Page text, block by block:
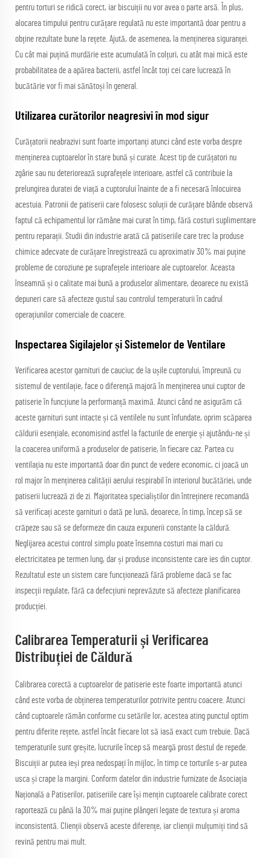
pentru torturi se ridică corect, iar biscuiții nu vor avea o parte arsă. În plus,
alocarea timpului pentru curățare regulată nu este importantă doar pentru a
obține rezultate bune la rețete. Ajută, de asemenea, la menținerea siguranței.
Cu cât mai puțină murdărie este acumulată în colțuri, cu atât mai mică este
probabilitatea de a apărea bacterii, astfel încât toți cei care lucrează în
bucătărie vor fi mai sănătoși în general.
Utilizarea curătorilor neagresivi în mod sigur
Curățatorii neabrazivi sunt foarte importanți atunci când este vorba despre
menținerea cuptoarelor în stare bună și curate. Acest tip de curățatori nu
zgârie sau nu deteriorează suprafețele interioare, astfel că contribuie la
prelungirea duratei de viață a cuptorului înainte de a fi necesară înlocuirea
acestuia. Patronii de patiserii care folosesc soluții de curățare blânde observă
faptul că echipamentul lor rămâne mai curat în timp, fără costuri suplimentare
pentru reparații. Studii din industrie arată că patiseriile care trec la produse
chimice adecvate de curățare înregistrează cu aproximativ 30% mai puține
probleme de coroziune pe suprafețele interioare ale cuptoarelor. Aceasta
înseamnă și o calitate mai bună a produselor alimentare, deoarece nu există
depuneri care să afecteze gustul sau controlul temperaturii în cadrul
operațiunilor comerciale de coacere.
Inspectarea Sigilajelor și Sistemelor de Ventilare
Verificarea acestor garnituri de cauciuc de la ușile cuptorului, împreună cu
sistemul de ventilație, face o diferență majoră în menținerea unui cuptor de
patiserie în funcțiune la performanță maximă. Atunci când ne asigurăm că
aceste garnituri sunt intacte și că ventilele nu sunt înfundate, oprim scăparea
căldurii esențiale, economisind astfel la facturile de energie și ajutându-ne și
la coacerea uniformă a produselor de patiserie, în fiecare caz. Partea cu
ventilația nu este importantă doar din punct de vedere economic, ci joacă un
rol major în menținerea calității aerului respirabil în interiorul bucătăriei, unde
patiserii lucrează zi de zi. Majoritatea specialiștilor din întreținere recomandă
să verificați aceste garnituri o dată pe lună, deoarece, în timp, încep să se
crăpeze sau să se deformeze din cauza expunerii constante la căldură.
Neglijarea acestui control simplu poate însemna costuri mai mari cu
electricitatea pe termen lung, dar și produse inconsistente care ies din cuptor.
Rezultatul este un sistem care funcționează fără probleme dacă se fac
inspecții regulate, fără ca defecțiuni neprevăzute să afecteze planificarea
producției.
Calibrarea Temperaturii și Verificarea
Distribuției de Căldură
Calibrarea corectă a cuptoarelor de patiserie este foarte importantă atunci
când este vorba de obținerea temperaturilor potrivite pentru coacere. Atunci
când cuptoarele rămân conforme cu setările lor, acestea ating punctul optim
pentru diferite rețete, astfel încât fiecare lot să iasă exact cum trebuie. Dacă
temperaturile sunt greșite, lucrurile încep să meargă prost destul de repede.
Biscuiții ar putea ieși prea nedospați în mijloc, în timp ce torturile s-ar putea
usca și crape la margini. Conform datelor din industrie furnizate de Asociația
Națională a Patiserilor, patiseriile care își mențin cuptoarele calibrate corect
raportează cu până la 30% mai puține plângeri legate de textura și aroma
inconsistentă. Clienții observă aceste diferențe, iar clienții mulțumiți tind să
revină pentru mai mult.